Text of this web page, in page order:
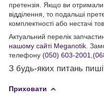
претензія. Якщо ви
відділення, то подальші
комплектності або нестачі
Актуальний перелік
нашому сайті Meganotik .
телефону (050) 603-2001
З будь-яких питань
Приховати